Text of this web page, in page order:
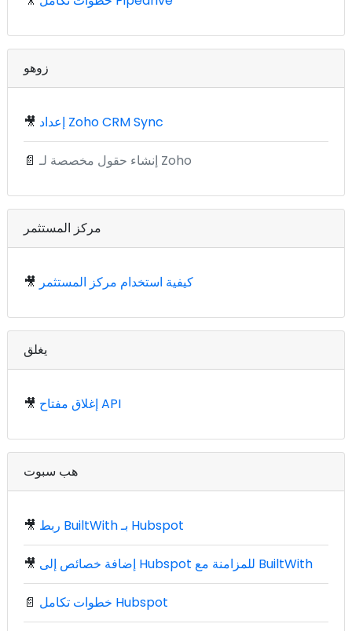
زوهو
🎥 إعداد Zoho CRM Sync
📄 إنشاء حقول مخصصة لـ Zoho
مركز المستثمر
🎥 كيفية استخدام مركز المستثمر
يغلق
🎥 إغلاق مفتاح API
هب سبوت
🎥 ربط BuiltWith بـ Hubspot
🎥 إضافة خصائص إلى Hubspot للمزامنة مع BuiltWith
📄 خطوات تكامل Hubspot